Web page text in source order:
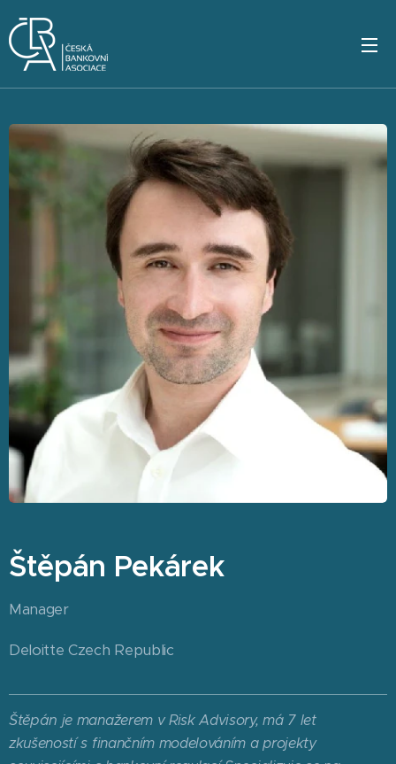
Štěpán Pekárek
Manager
Deloitte Czech Republic
Štěpán je manažerem v Risk Advisory, má 7 let
zkušeností s finančním modelováním aprojekty